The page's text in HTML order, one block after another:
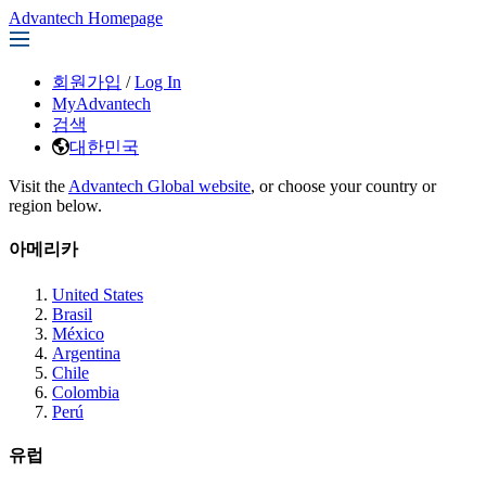
Advantech Homepage
회원가입 / Log In
MyAdvantech
검색
대한민국
Visit the Advantech Global website, or choose your country or
region below.
아메리카
United States
Brasil
México
Argentina
Chile
Colombia
Perú
유럽